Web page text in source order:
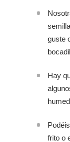
guste
Hay
frito o